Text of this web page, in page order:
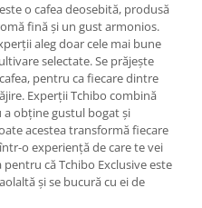
este o cafea deosebită, produsă
fină și un gust armonios.
aleg doar cele mai bune
selectate. Se prăjește
pentru ca fiecare dintre
Experţii Tchibo combină
obţine gustul bogat şi
acestea transformă fiecare
o experienţă de care te vei
că Tchibo Exclusive este
și se bucură cu ei de